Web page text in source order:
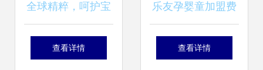
全球精粹，呵护宝
贝 进口母婴用品专
查看详情
乐友孕婴童加盟费
用分析 投资母婴用
查看详情